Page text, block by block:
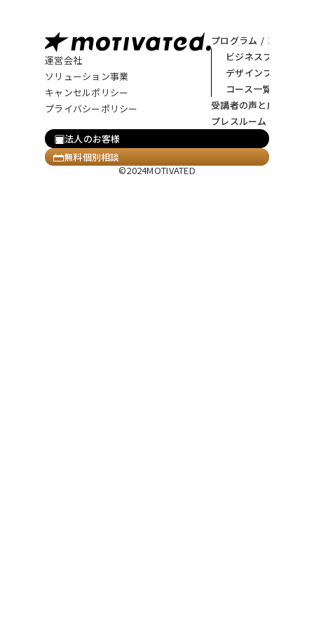
運営会社
ソリューション事業
キャンセルポリシー
プライバシーポリシー
プログラム / コース
ビジネスプログラム
デザインプログラム
コース一覧
受講者の声と成果
プレスルーム
法人のお客様
無料個別相談
©2024MOTIVATED